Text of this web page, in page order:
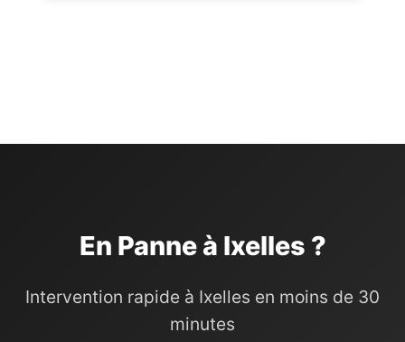
En Panne à Ixelles ?
Intervention rapide à Ixelles en moins de 30
minutes